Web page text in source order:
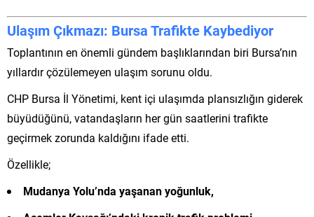
Ulaşım Çıkmazı: Bursa Trafikte Kaybediyor
Toplantının en önemli gündem başlıklarından biri Bursa’nın
yıllardır çözülemeyen ulaşım sorunu oldu.
CHP Bursa İl Yönetimi, kent içi ulaşımda plansızlığın giderek
büyüdüğünü, vatandaşların her gün saatlerini trafikte
geçirmek zorunda kaldığını ifade etti.
Özellikle;
Mudanya Yolu’nda yaşanan yoğunluk,